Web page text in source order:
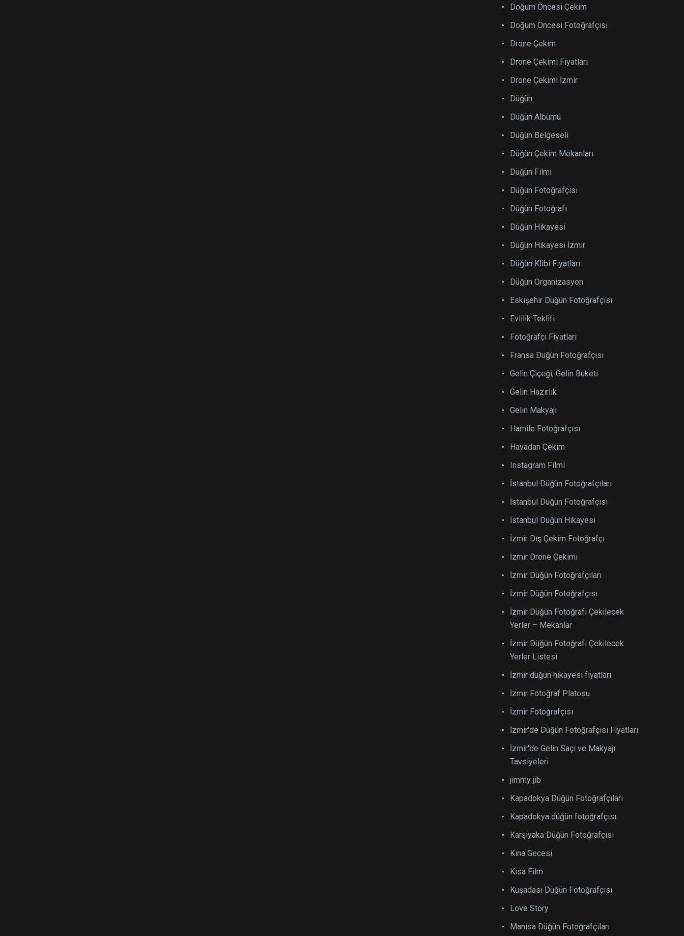
Doğum Öncesi Çekim
Doğum Öncesi Fotoğrafçısı
Drone Çekim
Drone Çekimi Fiyatları
Drone Çekimi İzmir
Düğün
Düğün Albümü
Düğün Belgeseli
Düğün Çekim Mekanları
Düğün Filmi
Düğün Fotoğrafçısı
Düğün Fotoğrafı
Düğün Hikayesi
Düğün Hikayesi İzmir
Düğün Klibi Fiyatları
Düğün Organizasyon
Eskişehir Düğün Fotoğrafçısı
Evlilik Teklifi
Fotoğrafçı Fiyatları
Fransa Düğün Fotoğrafçısı
Gelin Çiçeği, Gelin Buketi
Gelin Hazırlık
Gelin Makyajı
Hamile Fotoğrafçısı
Havadan Çekim
Instagram Filmi
İstanbul Düğün Fotoğrafçıları
İstanbul Düğün Fotoğrafçısı
İstanbul Düğün Hikayesi
İzmir Dış Çekim Fotoğrafçı
İzmir Drone Çekimi
İzmir Düğün Fotoğrafçıları
İzmir Düğün Fotoğrafçısı
İzmir Düğün Fotoğrafı Çekilecek
Yerler – Mekanlar
İzmir Düğün Fotoğrafı Çekilecek
Yerler Listesi
İzmir düğün hikayesi fiyatları
İzmir Fotoğraf Platosu
İzmir Fotoğrafçısı
İzmir'de Düğün Fotoğrafçısı Fiyatları
İzmir'de Gelin Saçı ve Makyajı
Tavsiyeleri
jimmy jib
Kapadokya Düğün Fotoğrafçıları
Kapadokya düğün fotoğrafçısı
Karşıyaka Düğün Fotoğrafçısı
Kına Gecesi
Kısa Film
Kuşadası Düğün Fotoğrafçısı
Love Story
Manisa Düğün Fotoğrafçıları